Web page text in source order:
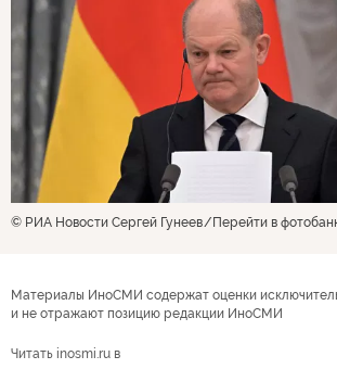
© РИА Новости Сергей Гунеев Перейти в
Материалы ИноСМИ содержат оценки
и не отражают позицию редакции ИноСМИ
Читать inosmi.ru в